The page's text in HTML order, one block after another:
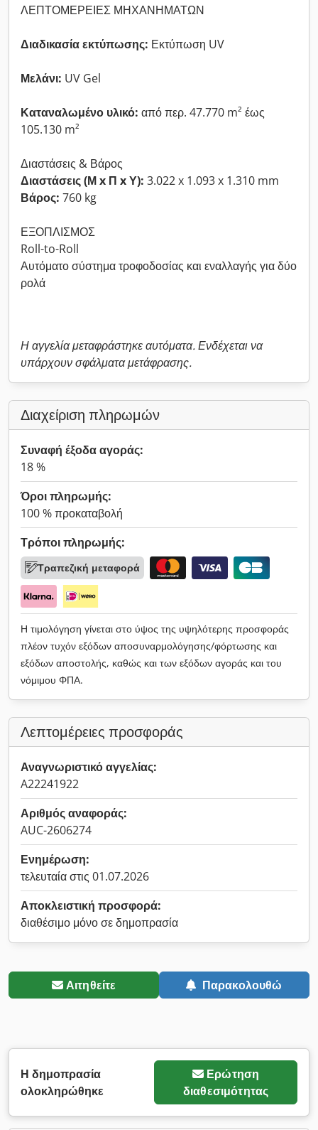
ΛΕΠΤΟΜΕΡΕΙΕΣ ΜΗΧΑΝΗΜΑΤΩΝ
Διαδικασία εκτύπωσης: Εκτύπωση UV
Μελάνι: UV Gel
Καταναλωμένο υλικό: από περ. 47.770 m² έως
105.130 m²
Διαστάσεις & Βάρος
Διαστάσεις (Μ x Π x Υ): 3.022 x 1.093 x 1.310 mm
Βάρος: 760 kg
ΕΞΟΠΛΙΣΜΟΣ
Roll-to-Roll
Αυτόματο σύστημα τροφοδοσίας και εναλλαγής για δύο
ρολά
Η αγγελία μεταφράστηκε αυτόματα. Ενδέχεται να
υπάρχουν σφάλματα μετάφρασης.
Διαχείριση πληρωμών
Συναφή έξοδα αγοράς:
18 %
Όροι πληρωμής:
100 % προκαταβολή
Τρόποι πληρωμής:
Τραπεζική μεταφορά
Η τιμολόγηση γίνεται στο ύψος της υψηλότερης προσφοράς
πλέον τυχόν εξόδων αποσυναρμολόγησης/φόρτωσης και
εξόδων αποστολής, καθώς και των εξόδων αγοράς και του
νόμιμου ΦΠΑ.
Λεπτομέρειες προσφοράς
Αναγνωριστικό αγγελίας:
A22241922
Αριθμός αναφοράς:
AUC-2606274
Ενημέρωση:
τελευταία στις 01.07.2026
Αποκλειστική προσφορά:
διαθέσιμο μόνο σε δημοπρασία
Αιτηθείτε Παρακολουθώ
Η δημοπρασία
ολοκληρώθηκε
Ερώτηση
διαθεσιμότητας